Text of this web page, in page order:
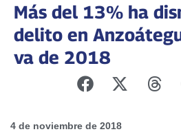
Más del 13% ha
delito en
va de 2018
4 de noviembre de 2018